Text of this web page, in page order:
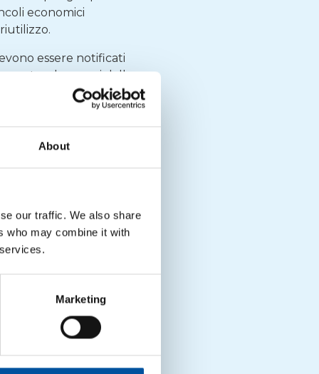
About
our traffic. We also share
who may combine it with
Marketing
economici
essere notificati
entro due mesi dalla
le istituzioni
successiva
di tale fase
operatori economici
posti su pallet
per tali formati di